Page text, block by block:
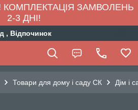
КОМПЛЕКТАЦІЯ ЗАМВОЛЕНЬ
2-3 ДНІ!
, Відпочинок
Товари для дому і саду СК Дім і